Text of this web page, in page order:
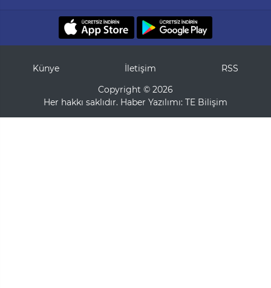
Künye İletişim
RSS
Copyright © 2026
Her hakkı saklıdır. Haber Yazılımı: TE Bilişim